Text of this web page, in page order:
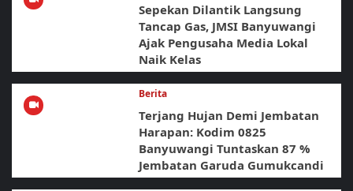
Sepekan Dilantik Langsung
Tancap Gas, JMSI Banyuwangi
Ajak Pengusaha Media Lokal
Naik Kelas
Berita
Terjang Hujan Demi Jembatan
Harapan: Kodim 0825
Banyuwangi Tuntaskan 87 %
Jembatan Garuda Gumukcandi